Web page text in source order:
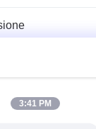
privacy congelato
3:41 PM